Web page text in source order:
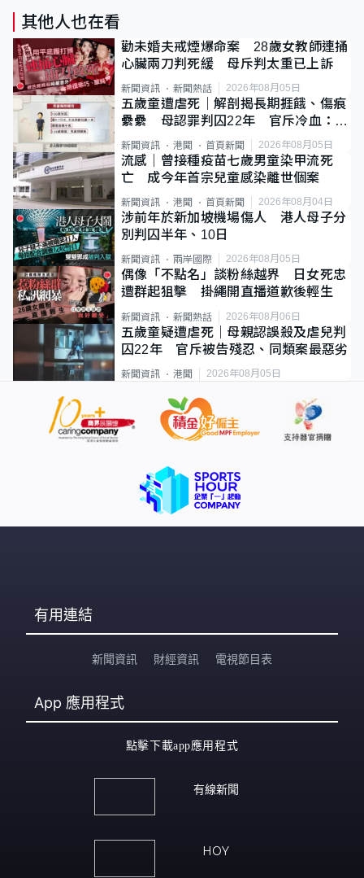
其他人也在看
勸未婚夫戒煙爆命案 28歲女教師連捅
心臟兩刀判死緩 母斥判太重已上訴
新聞資訊 新聞熱話 2026年08月05日
五歲童遭虐死｜解剖揭長期捱餓、傷痕
纍纍 母認罪判囚22年 官斥冷血：同
類案最惡劣
新聞資訊 港聞 首頁新聞 2026年08月05日
流感｜曾接種疫苗七歲男童染甲流死
亡 成今年首宗兒童感染離世個案
新聞資訊 港聞 首頁新聞 2026年08月04日
涉前年於新加坡機場傷人 港人母子分
別判囚半年、10日
新聞資訊 兩岸國際 2026年08月05日
偶像「不點名」談粉絲越界 日女死忠
遭群起狙擊 掛繩開直播道歉後輕生
新聞資訊 新聞熱話 2026年08月06日
五歲童疑遭虐死｜母親認誤殺及虐兒判
囚22年 官斥被告殘忍、同類案最惡劣
新聞資訊 港聞 2026年08月05日
有用連結
新聞資訊 財經資訊 電視節目表
App 應用程式
點擊下載app應用程式
有線新聞
HOY